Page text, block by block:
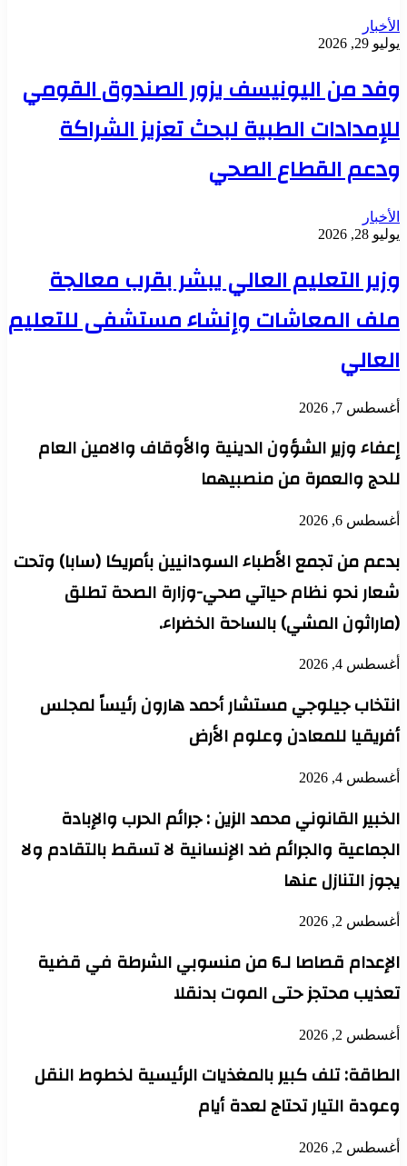
الأخبار
يوليو 29, 2026
وفد من اليونيسف يزور الصندوق القومي
للإمدادات الطبية لبحث تعزيز الشراكة
ودعم القطاع الصحي
الأخبار
يوليو 28, 2026
وزير التعليم العالي يبشر بقرب معالجة
ملف المعاشات وإنشاء مستشفى للتعليم
العالي
أغسطس 7, 2026
إعفاء وزير الشؤون الدينية والأوقاف والامين العام
للحج والعمرة من منصبيهما
أغسطس 6, 2026
بدعم من تجمع الأطباء السودانيين بأمريكا (سابا) وتحت
شعار نحو نظام حياتي صحي-وزارة الصحة تطلق
(ماراثون المشي) بالساحة الخضراء.
أغسطس 4, 2026
انتخاب جيلوجي مستشار أحمد هارون رئيساً لمجلس
أفريقيا للمعادن وعلوم الأرض
أغسطس 4, 2026
الخبير القانوني محمد الزين : جرائم الحرب والإبادة
الجماعية والجرائم ضد الإنسانية لا تسقط بالتقادم ولا
يجوز التنازل عنها
أغسطس 2, 2026
الإعدام قصاصا لـ6 من منسوبي الشرطة في قضية
تعذيب محتجز حتى الموت بدنقلا
أغسطس 2, 2026
الطاقة: تلف كبير بالمغذيات الرئيسية لخطوط النقل
وعودة التيار تحتاج لعدة أيام
أغسطس 2, 2026